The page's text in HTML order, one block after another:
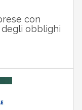
con
degli obblighi